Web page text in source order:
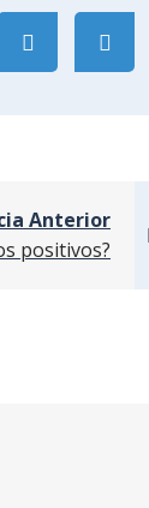
Anterior
positivos?